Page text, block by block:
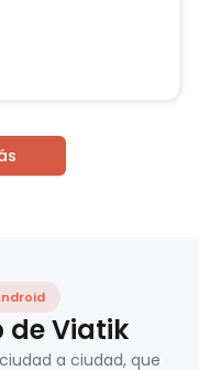
de Viatik
a ciudad, que